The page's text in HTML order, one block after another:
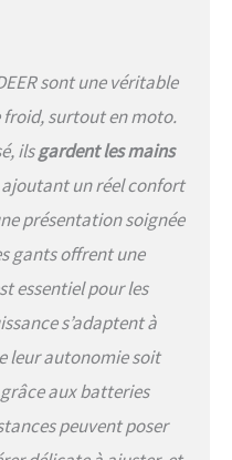
sont une véritable
surtout en moto.
ilsgardent les mains
un réel confort
présentation soignée
gants offrent une
essentiel pour les
s’adaptent à
leur autonomie soit
aux batteries
peuvent poser